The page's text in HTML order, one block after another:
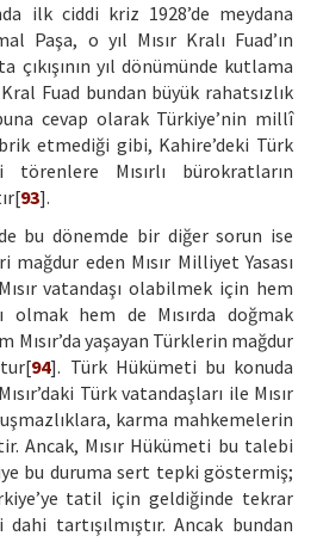
ilk ciddi kriz 1928’de meydana
Paşa, o yıl Mısır Kralı Fuad’ın
çıkışının yıl dönümünde kutlama
Fuad bundan büyük rahatsızlık
cevap olarak Türkiye’nin millî
etmediği gibi, Kahire’deki Türk
törenlere Mısırlı bürokratların
93].
bu dönemde bir diğer sorun ise
mağdur eden Mısır Milliyet Yasası
vatandaşı olabilmek için hem
olmak hem de Mısırda doğmak
Mısır’da yaşayan Türklerin mağdur
94]. Türk Hükümeti bu konuda
Türk vatandaşları ile Mısır
karma mahkemelerin
Ancak, Mısır Hükümeti bu talebi
bu duruma sert tepki göstermiş;
tatil için geldiğinde tekrar
dahi tartışılmıştır. Ancak bundan